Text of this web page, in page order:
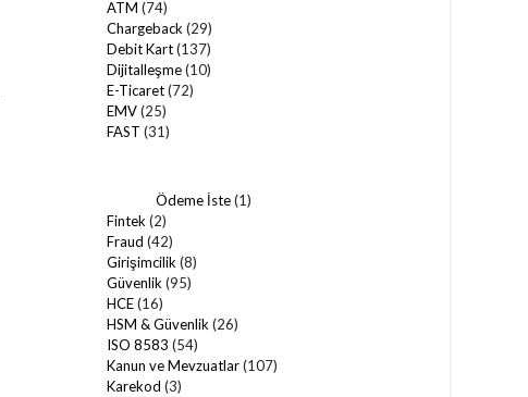
ATM (74)
Chargeback (29)
Debit Kart(137)
Dijitalleşme(10)
E-Ticaret(72)
EMV(25)
FAST (31)
Ödeme İste(1)
Fintek (2)
Fraud (42)
Girişimcilik (8)
Güvenlik (95)
HCE(16)
HSM & Güvenlik (26)
ISO 8583 (54)
Kanun ve Mevzuatlar(107)
Karekod (3)